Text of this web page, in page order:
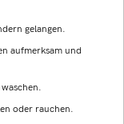
gelangen.
aufmerksam und
oder rauchen.